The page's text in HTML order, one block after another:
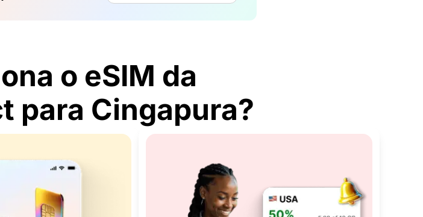
o eSIM da
para Cingapura?